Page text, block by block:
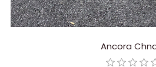
Ancora